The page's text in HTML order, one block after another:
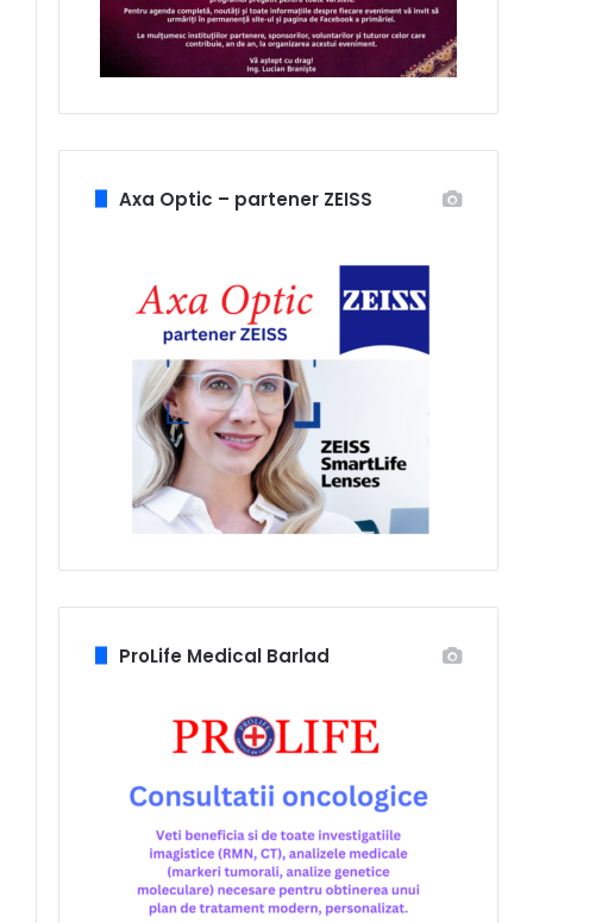
Axa Optic – partener ZEISS
ProLife Medical Barlad